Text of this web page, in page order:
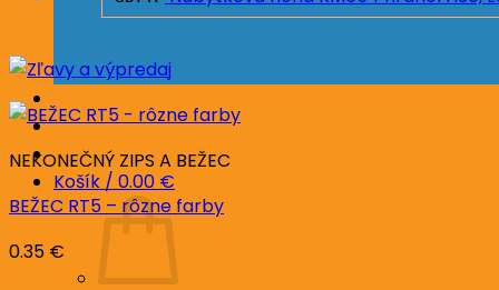
Košík / 0.00 €
NEKONEČNÝ ZIPS A BEŽEC
BEŽEC RT5 – rôzne farby
0.35 €